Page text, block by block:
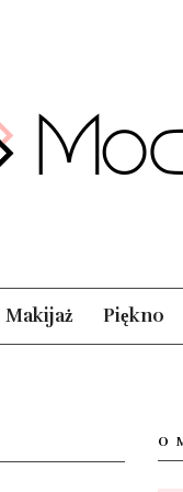
Makijaż Piękno
O